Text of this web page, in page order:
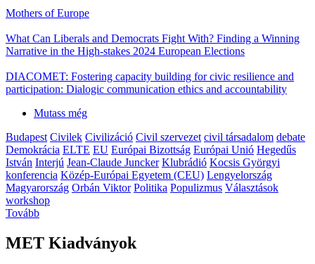
Mothers of Europe
What Can Liberals and Democrats Fight With? Finding a Winning
Narrative in the High-stakes 2024 European Elections
DIACOMET: Fostering capacity building for civic resilience and
participation: Dialogic communication ethics and accountability
Mutass még
Budapest Civilek Civilizáció Civil szervezet civil társadalom debate
Demokrácia ELTE EU Európai Bizottság Európai Unió Hegedűs
István Interjú Jean-Claude Juncker Klubrádió Kocsis Györgyi
konferencia Közép-Európai Egyetem (CEU) Lengyelország
Magyarország Orbán Viktor Politika Populizmus Választások
workshop
Tovább
MET Kiadványok